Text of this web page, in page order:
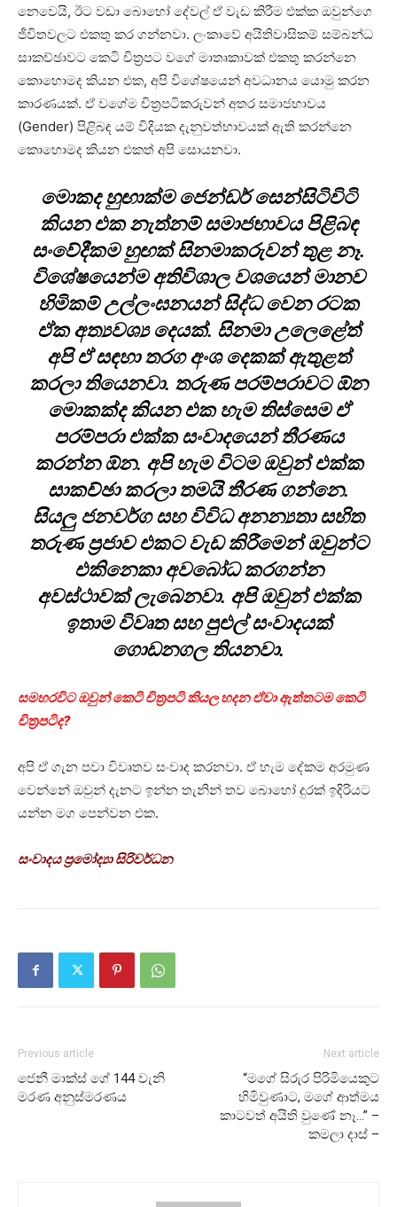
නෙවෙයි, ඊට වඩා බොහෝ දේවල් ඒ වැඩ කිරීම එක්ක ඔවුන්ගෙ
ජීවිතවලට එකතු කර ගන්නවා. ලංකාවේ අයිතිවාසිකම් සම්බන්ධ
සාකච්ඡාවට කෙටි චිත්‍රපට වගේ මාතෘකාවක් එකතු කරන්නෙ
කොහොමද කියන එක, අපි විශේෂයෙන් අවධානය යොමු කරන
කාරණයක්. ඒ වගේම චිත්‍රපටිකරුවන් අතර සමාජභාවය
(Gender) පිළිබඳ යම් විදියක දැනුවත්භාවයක් ඇති කරන්නෙ
කොහොමද කියන එකත් අපි සොයනවා.
මොකද හුඟාක්ම ජෙන්ඩර් සෙන්සිටිවිටි
කියන එක නැත්නම් සමාජභාවය පිළිබඳ
සංවේදීකම හුඟක් සිනමාකරුවන් තුළ නෑ.
විශේෂයෙන්ම අතිවිශාල වශයෙන් මානව
හිමිකම් උල්ලංඝනයන් සිද්ධ වෙන රටක
ඒක අත්‍යවශ්‍ය දෙයක්. සිනමා උලෙළේත්
අපි ඒ සඳහා තරග අංශ දෙකක් ඇතුළත්
කරලා තියෙනවා. තරුණ පරම්පරාවට ඕන
මොකක්ද කියන එක හැම තිස්සෙම ඒ
පරම්පරා එක්ක සංවාදයෙන් තීරණය
කරන්න ඕන. අපි හැම විටම ඔවුන් එක්ක
සාකච්ඡා කරලා තමයි තීරණ ගන්නෙ.
සියලු ජනවර්ග සහ විවිධ අනන්‍යතා සහිත
තරුණ ප්‍රජාව එකට වැඩ කිරීමෙන් ඔවුන්ට
එකිනෙකා අවබෝධ කරගන්න
අවස්ථාවක් ලැබෙනවා. අපි ඔවුන් එක්ක
ඉතාම විවෘත සහ පුළුල් සංවාදයක්
ගොඩනගල තියනවා.
සමහරවිට ඔවුන් කෙටි චිත්‍රපටි කියල හදන ඒවා ඇත්තටම කෙටි
චිත්‍රපටිද?
අපි ඒ ගැන පවා විවෘතව සංවාද කරනවා. ඒ හැම දේකම අරමුණ
වෙන්නේ ඔවුන් දැනට ඉන්න තැනින් තව බොහෝ දුරක් ඉදිරියට
යන්න මග පෙන්වන එක.
සංවාදය ප්‍රමෝද්‍යා සිරිවර්ධන
Previous article
ජෙනී මාක්ස් ගේ 144 වැනි
මරණ අනුස්මරණය
Next article
“මගේ සිරුර පිරිමියෙකුට
හිමිවුණාට, මගේ ආත්මය
කාටවත් අයිති වුණේ නෑ…” –
කමලා දාස් –